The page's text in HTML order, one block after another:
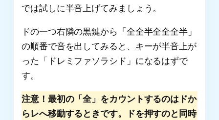
では試しに半音上げてみましょう。
ドの一つ右隣の黒鍵から「全全半全全全半」
の順番で音を出してみると、キーが半音上が
った「ドレミファソラシド」になるはずで
す。
注意！最初の「全」をカウントするのはドか
らレへ移動するときです。ドを押すのと同時